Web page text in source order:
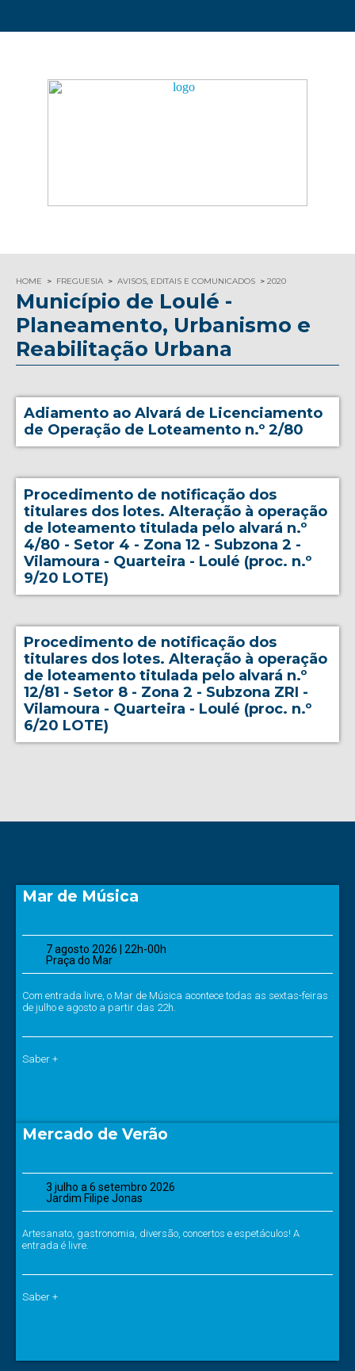
HOME FREGUESIA AVISOS, EDITAIS E COMUNICADOS 2020
Município de Loulé -
Planeamento, Urbanismo e
Reabilitação Urbana
Adiamento ao Alvará de Licenciamento
de Operação de Loteamento n.º 2/80
Procedimento de notificação dos
titulares dos lotes. Alteração à operação
de loteamento titulada pelo alvará n.º
4/80 - Setor 4 - Zona 12 - Subzona 2 -
Vilamoura - Quarteira - Loulé (proc. n.º
9/20 LOTE)
Procedimento de notificação dos
titulares dos lotes. Alteração à operação
de loteamento titulada pelo alvará n.º
12/81 - Setor 8 - Zona 2 - Subzona ZRI -
Vilamoura - Quarteira - Loulé (proc. n.º
6/20 LOTE)
Mar de Música
7 agosto 2026 | 22h-00h
Praça do Mar
Com entrada livre, o Mar de Música acontece todas as sextas-feiras
de julho e agosto a partir das 22h.
Saber +
Mercado de Verão
3 julho a 6 setembro 2026
Jardim Filipe Jonas
Artesanato, gastronomia, diversão, concertos e espetáculos! A
entrada é livre.
Saber +